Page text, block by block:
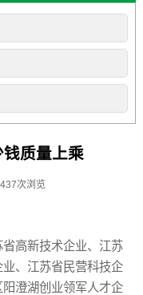
质量上乘
437次浏览
高新技术企业、江苏
、江苏省民营科技企
澄湖创业领军人才企